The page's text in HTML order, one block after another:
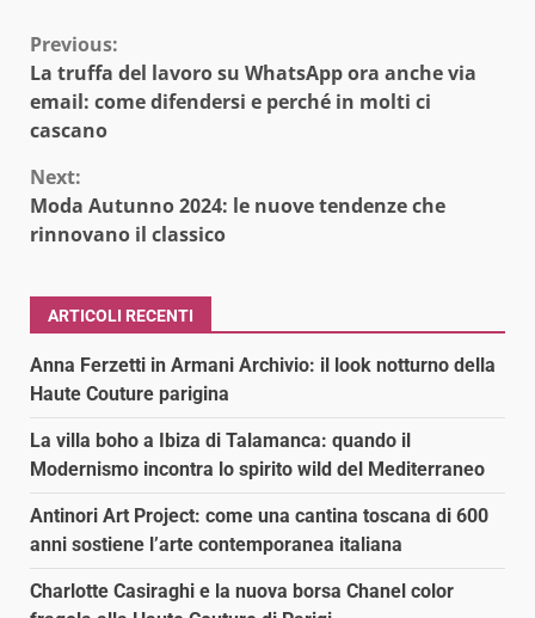
Continue
Reading
Previous:
La truffa del lavoro su WhatsApp ora anche via
email: come difendersi e perché in molti ci
cascano
Next:
Moda Autunno 2024: le nuove tendenze che
rinnovano il classico
ARTICOLI RECENTI
Anna Ferzetti in Armani Archivio: il look notturno della
Haute Couture parigina
La villa boho a Ibiza di Talamanca: quando il
Modernismo incontra lo spirito wild del Mediterraneo
Antinori Art Project: come una cantina toscana di 600
anni sostiene l’arte contemporanea italiana
Charlotte Casiraghi e la nuova borsa Chanel color